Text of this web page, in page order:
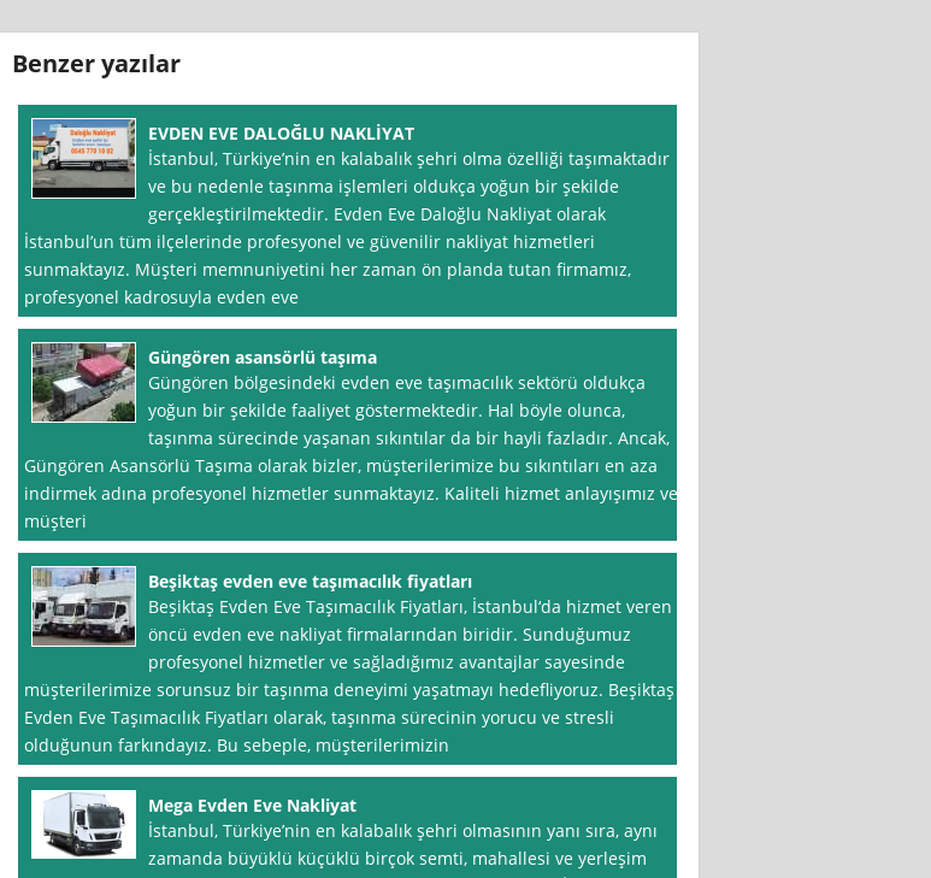
Benzer yazılar
EVDEN EVE DALOĞLU NAKLİYAT
İstanbul, Türkiye’nin en kalabalık şehri olma özelliği taşımaktadır
ve bu nedenle taşınma işlemleri oldukça yoğun bir şekilde
gerçekleştirilmektedir. Evden Eve Daloğlu Nakliyat olarak
İstanbul’un tüm ilçelerinde profesyonel ve güvenilir nakliyat hizmetleri
sunmaktayız. Müşteri memnuniyetini her zaman ön planda tutan firmamız,
profesyonel kadrosuyla evden eve
Güngören asansörlü taşıma
Güngören bölgesindeki evden eve taşımacılık sektörü oldukça
yoğun bir şekilde faaliyet göstermektedir. Hal böyle olunca,
taşınma sürecinde yaşanan sıkıntılar da bir hayli fazladır. Ancak,
Güngören Asansörlü Taşıma olarak bizler, müşterilerimize bu sıkıntıları en aza
indirmek adına profesyonel hizmetler sunmaktayız. Kaliteli hizmet anlayışımız ve
müşteri
Beşiktaş evden eve taşımacılık fiyatları
Beşiktaş Evden Eve Taşımacılık Fiyatları, İstanbul‘da hizmet veren
öncü evden eve nakliyat firmalarından biridir. Sunduğumuz
profesyonel hizmetler ve sağladığımız avantajlar sayesinde
müşterilerimize sorunsuz bir taşınma deneyimi yaşatmayı hedefliyoruz. Beşiktaş
Evden Eve Taşımacılık Fiyatları olarak, taşınma sürecinin yorucu ve stresli
olduğunun farkındayız. Bu sebeple, müşterilerimizin
Mega Evden Eve Nakliyat
İstanbul, Türkiye’nin en kalabalık şehri olmasının yanı sıra, aynı
zamanda büyüklü küçüklü birçok semti, mahallesi ve yerleşim